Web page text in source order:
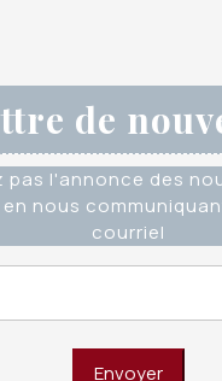
de
pas l'annonce des
nous
courriel